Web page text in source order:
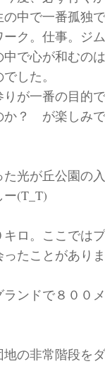
中で一番孤独
ク。仕事。ジ
で心が和むの
した。
が一番の目的
？ が楽しみで
光が丘公園の
(T_T)
ロ。ここでは
たことがあり
ランドで８００
の非常階段をダ